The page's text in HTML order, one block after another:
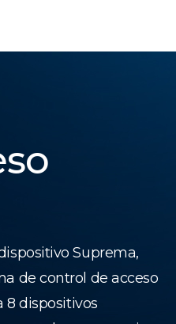
Suprema,
de control de acceso
8 dispositivos